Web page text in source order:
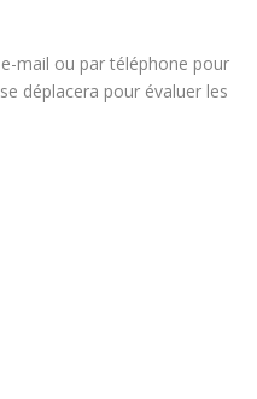
mail ou par téléphone pour
déplacera pour évaluer les